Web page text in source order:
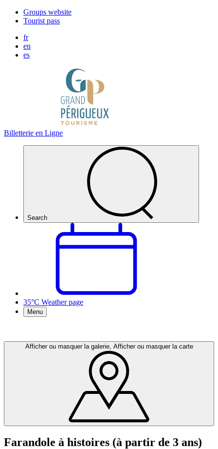
Groups website
Tourist pass
fr
en
es
Billetterie en Ligne
Search
35°C Weather page
Menu
Afficher ou masquer la galerie, Afficher ou masquer la carte
Farandole à histoires (à partir de 3 ans)